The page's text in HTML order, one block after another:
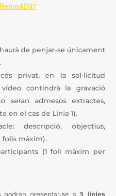
de penjar-se únicament
privat, en la sol·licitud
contindrà la gravació
seran admesos extractes,
en el cas de Línia 1).
descripció, objectius,
folis màxim).
(1 foli màxim per
podran presentar-se a3 línies